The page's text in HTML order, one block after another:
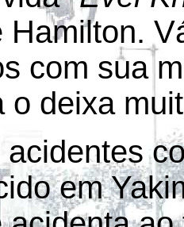
Hamilton.
com sua
o deixa
acidentes
em